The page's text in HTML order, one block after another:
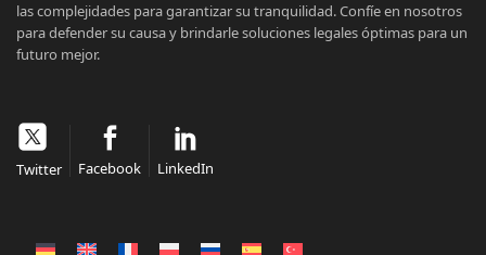
las complejidades para garantizar su tranquilidad. Confíe en nosotros
para defender su causa y brindarle soluciones legales óptimas para un
futuro mejor.
Twitter Facebook LinkedIn